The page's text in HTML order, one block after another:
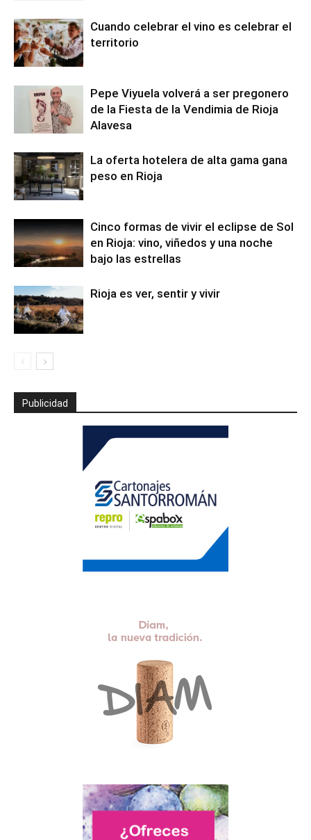
Cuando celebrar el vino es celebrar el
territorio
Pepe Viyuela volverá a ser pregonero
de la Fiesta de la Vendimia de Rioja
Alavesa
La oferta hotelera de alta gama gana
peso en Rioja
Cinco formas de vivir el eclipse de Sol
en Rioja: vino, viñedos y una noche
bajo las estrellas
Rioja es ver, sentir y vivir
Publicidad